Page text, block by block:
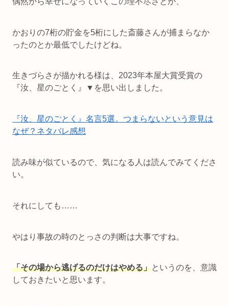
かおりの7桁の貯金を5桁にした斎藤さんが捕まらなか
ったのとか最低でしたけどね。
生きづらさが描かれる様は、2023年本屋大賞受賞の
『汝、星のごとく』▼を思い出しました。
『汝、星のごとく』名言5選。つまらないという意見は
なぜ？ネタバレ感想
読み味が似ているので、気になる人は読んでみてくださ
い。
それにしても……
やはり事故の時のとっさの判断は大事ですね。
「その場から逃げるのだけはやめる」というのを、意識
しておきたいと思います。